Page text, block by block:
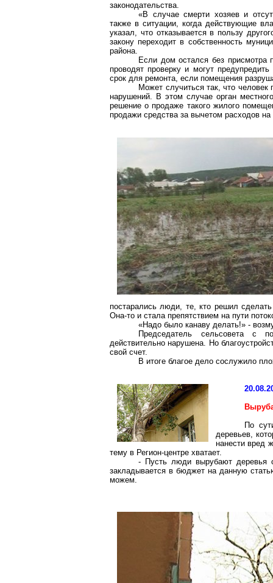
законодательства.
«В случае смерти хозяев и
также в ситуации, когда действующие
указал, что отказывается в пользу
закону переходит в собственность
района.
Если дом остался без присмотра
проводят проверку и могут
срок для ремонта, если помещения
Может случиться так, что
нарушений. В этом случае орган
решение о продаже такого жилого
продажи средства за вычетом расходов
постарались люди, те, кто решил
Она-то и стала препятствием на пути
«Надо было канаву делать!» -
Председатель сельсовета с
действительно нарушена. Но
свой счет.
В итоге благое дело сослужило
По
деревьев,
нанести вред
тему в Регион-центре хватает.
- Пусть люди вырубают деревья
закладывается в бюджет на данную
можем.